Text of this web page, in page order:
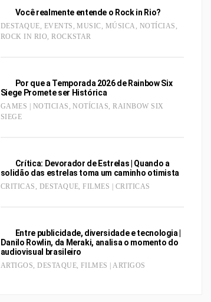
Você realmente entende o Rock in Rio?
DESTAQUE, EVENTS ,MUSIC, MÚSICA , NOTÍCIAS ,
ROCK IN RIO,ROCKSTAR
Por que a Temporada 2026 de Rainbow Six
Siege Promete ser Histórica
GAMES | NOTICIAS ,NOTÍCIAS,RAINBOW SIX
SIEGE
Crítica: Devorador de Estrelas | Quando a
solidão das estrelas toma um caminho otimista
CRITICAS , DESTAQUE,FILMES | CRITICAS
Entre publicidade, diversidade e tecnologia |
Danilo Rowlin, da Meraki, analisa o momento do
audiovisual brasileiro
ARTIGOS,DESTAQUE, FILMES | ARTIGOS